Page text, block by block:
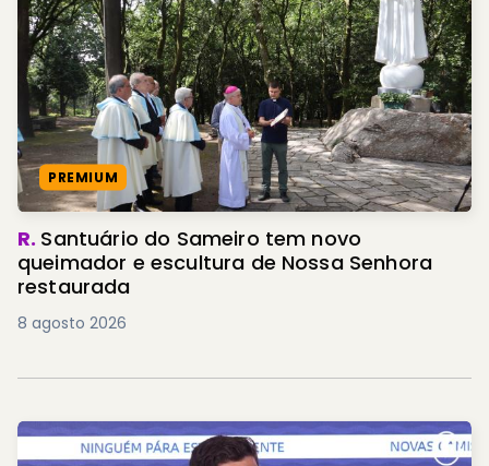
PREMIUM
R. Santuário do Sameiro tem novo
queimador e escultura de Nossa Senhora
restaurada
8 agosto 2026